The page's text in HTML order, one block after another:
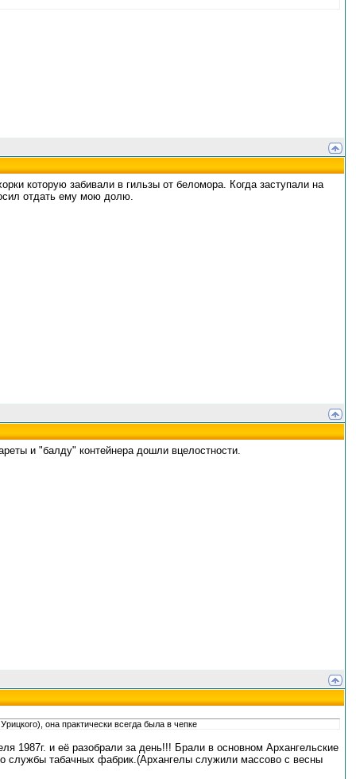
которую забивали в гильзы от беломора. Когда заступали на
отдать ему мою долю.
и "балду" контейнера дошли вцелостности.
она практически всегда была в чепке
1987г. и её разобрали за день!!! Брали в основном Архангельские
службы табачных фабрик.(Архангелы служили массово с весны